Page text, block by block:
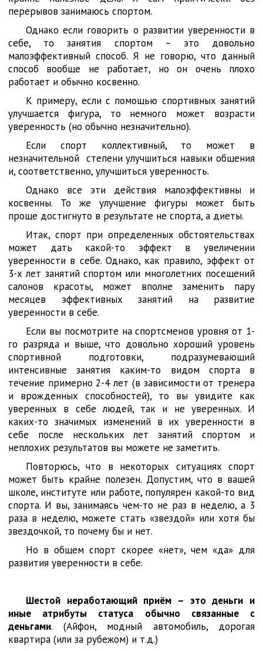
перерывов занимаюсь спортом.
Однако если говорить о развитии уверенности в
себе, то занятия спортом – это довольно
малоэффективный способ. Я не говорю, что данный
способ вообще не работает, но он очень плохо
работает и обычно косвенно.
К примеру, если с помощью спортивных занятий
улучшается фигура, то немного может возрасти
уверенность (но обычно незначительно).
Если спорт коллективный, то может в
незначительной степени улучшиться навыки общения
и, соответственно, улучшиться уверенность.
Однако все эти действия малоэффективны и
косвенны. То же улучшение фигуры может быть
проще достигнуто в результате не спорта, а диеты.
Итак, спорт при определенных обстоятельствах
может дать какой-то эффект в увеличении
уверенности в себе. Однако, как правило, эффект от
3-х лет занятий спортом или многолетних посещений
салонов красоты, может вполне заменить пару
месяцев эффективных занятий на развитие
уверенности в себе.
Если вы посмотрите на спортсменов уровня от 1-
го разряда и выше, что довольно хороший уровень
спортивной подготовки, подразумевающий
интенсивные занятия каким-то видом спорта в
течение примерно 2-4 лет (в зависимости от тренера
и врожденных способностей), то вы увидите как
уверенных в себе людей, так и не уверенных. И
каких-то значимых изменений в их уверенности в
себе после нескольких лет занятий спортом и
неплохих результатов вы можете не заметить.
Повторюсь, что в некоторых ситуациях спорт
может быть крайне полезен. Допустим, что в вашей
школе, институте или работе, популярен какой-то вид
спорта. И вы, занимаясь чем-то не раз в неделю, а 3
раза в неделю, можете стать «звездой» или хотя бы
звездочкой, то почему бы и нет.
Но в общем спорт скорее «нет», чем «да» для
развития уверенности в себе.
Шестой неработающий приём – это деньги и
иные атрибуты статуса обычно связанные с
деньгами. (Айфон, модный автомобиль, дорогая
квартира (или за рубежом) и т.д.)